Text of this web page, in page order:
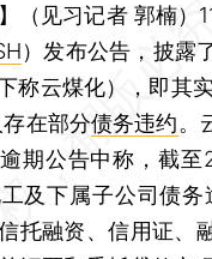
（见习记者 郭楠）
）发布公告，披露
称云煤化），即其
在部分债务违约。
期公告中称，截
及下属子公司债务
托融资、信用证、